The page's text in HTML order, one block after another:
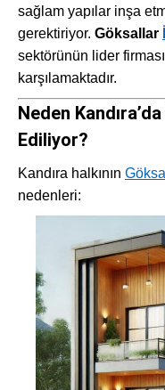
sağlam yapılar inşa
gerektiriyor. Göksallar
sektörünün lider
karşılamaktadır.
Neden
Ediliyor?
Kandıra halkının
nedenleri: